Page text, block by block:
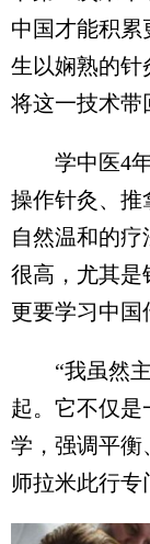
中国才能积累
生以娴熟的针
将这一技术带
学中医4年
操作针灸、推
自然温和的
很高，尤其是
更要学习中国
“我虽然主
起。它不仅
学，强调平衡
师拉米此行专